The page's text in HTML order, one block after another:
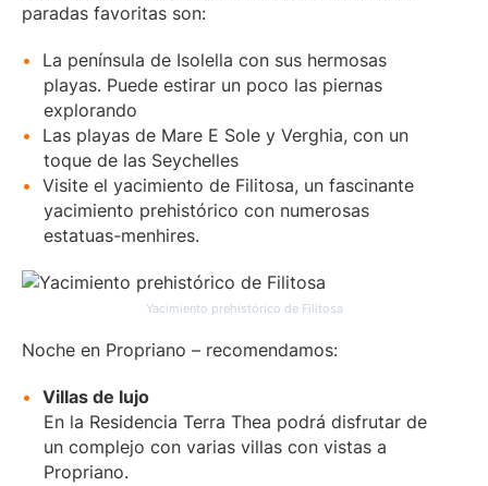
paradas favoritas son:
La península de Isolella con sus hermosas
playas. Puede estirar un poco las piernas
explorando
Las playas de Mare E Sole y Verghia, con un
toque de las Seychelles
Visite el yacimiento de Filitosa, un fascinante
yacimiento prehistórico con numerosas
estatuas-menhires.
Yacimiento prehistórico de Filitosa
Noche en Propriano – recomendamos:
Villas de lujo
En la Residencia Terra Thea podrá disfrutar de
un complejo con varias villas con vistas a
Propriano.